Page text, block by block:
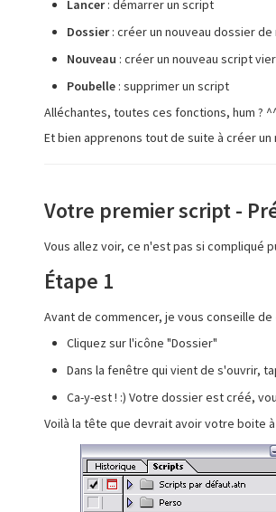
Lancer: démarrer un script
Dossier: créer un nouveau dossier
Nouveau : créer un nouveau script
Poubelle : supprimer un script
Alléchantes, toutes ces fonctions, hum ?
Et bien apprenons tout de suite à créer
Votre premier script -
Vous allez voir, ce n'est pas si compliqué
Étape 1
Avant de commencer, je vous conseille de
Cliquez sur l'icône "Dossier"
Dans la fenêtre qui vient de s'ouvrir,
Ca-y-est ! :) Votre dossier est créé,
Voilà la tête que devrait avoir votre boite